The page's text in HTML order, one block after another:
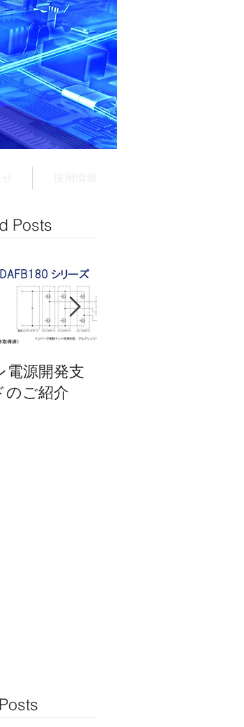
Posts
電源開発支
のご紹介